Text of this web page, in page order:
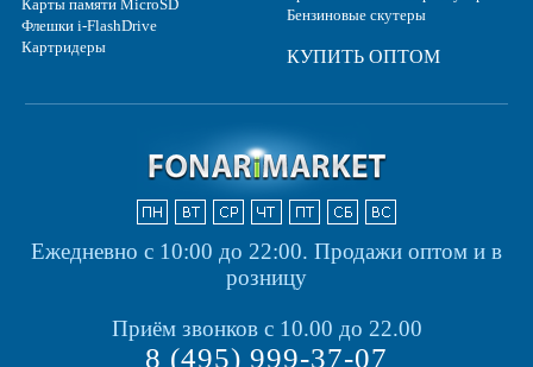
Карты памяти MicroSD
Флешки i-FlashDrive
Картридеры
Бензиновые скутеры
КУПИТЬ ОПТОМ
Ежедневно с 10:00 до 22:00. Продажи оптом и в
розницу
Приём звонков с 10.00 до 22.00
8 (495) 999-37-07